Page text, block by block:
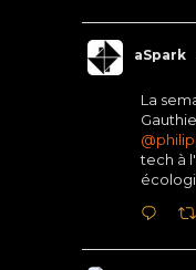
aSpark
La
tech à